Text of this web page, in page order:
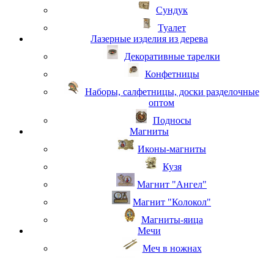
Сундук
Туалет
Лазерные изделия из дерева
Декоративные тарелки
Конфетницы
Наборы, салфетницы, доски разделочные
оптом
Подносы
Магниты
Иконы-магниты
Кузя
Магнит "Ангел"
Магнит "Колокол"
Магниты-яица
Мечи
Меч в ножнах